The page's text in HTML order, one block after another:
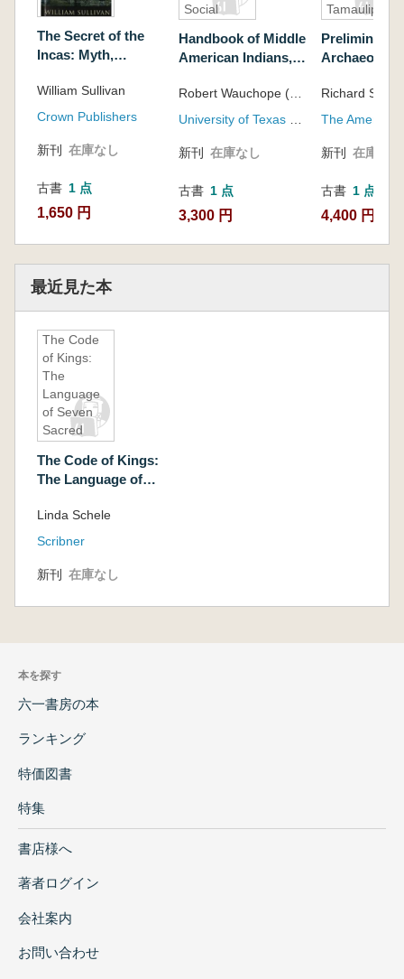
The Secret of the
Incas: Myth,
War Against Time(イ
ンカの秘密 神話、天
の戦い)
William Sullivan
Crown Publishers
新刊 在庫なし
古書 1 点
1,650 円
Social
Handbook of Middle
American Indians,
Anthropology
Robert Wauchope (Author), Manning Nash (Editor)
University of Texas Press
新刊 在庫なし
古書 1 点
3,300 円
Tamaulipas,
コ、タマウリ
パス州シエラ
学的予備調
Preliminary
Sierra de
Tamaulipas,
タマウリパ
予備調査)
Richard S.
新刊 在庫なし
古書 1 点
4,400 円
最近見た本
The Code
of Kings:
The
Language
of Seven
Sacred
Temples
and
の暗号 マヤ
の7つの聖
墓の言語)
The Code of Kings:
The Language of
Temples and
Tombs(王の暗号 マ
と墓の言語)
Linda Schele
Scribner
新刊 在庫なし
本を探す
六一書房の本
ランキング
特価図書
特集
書店様へ
著者ログイン
会社案内
お問い合わせ